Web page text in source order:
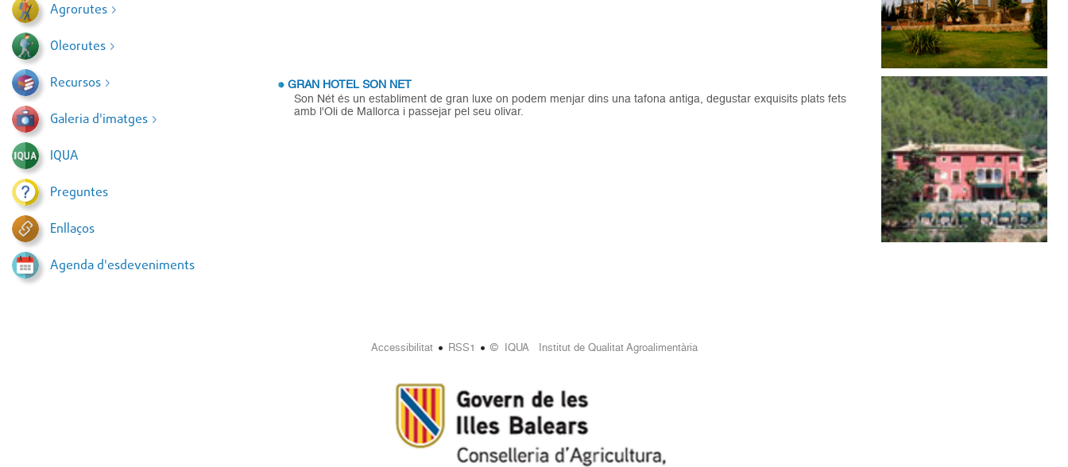
Agrorutes
Oleorutes
Recursos
Galeria d'imatges
IQUA
Preguntes
Enllaços
Agenda d'esdeveniments
GRAN HOTEL SON NET
Son Nét és un establiment de gran luxe on podem menjar dins una tafona antiga, degustar exquisits plats fets
amb l'Oli de Mallorca i passejar pel seu olivar.
Accessibilitat• RSS1 • © IQUA Institut de Qualitat Agroalimentària